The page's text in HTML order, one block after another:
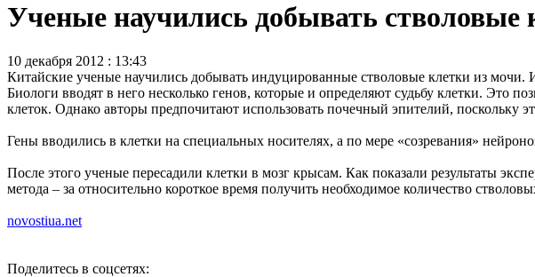
Ученые научились добывать стволовые
10 декабря 2012 : 13:43
Китайские ученые научились добывать индуцированные стволовые клетки из мочи.
Биологи вводят в него несколько генов, которые и определяют судьбу клетки. Это
клеток. Однако авторы предпочитают использовать почечный эпителий, поскольку
Гены вводились в клетки на специальных носителях, а по мере «созревания»
После этого ученые пересадили клетки в мозг крысам. Как показали результаты
метода – за относительно короткое время получить необходимое количество
novostiua.net
Поделитесь в соцсетях: